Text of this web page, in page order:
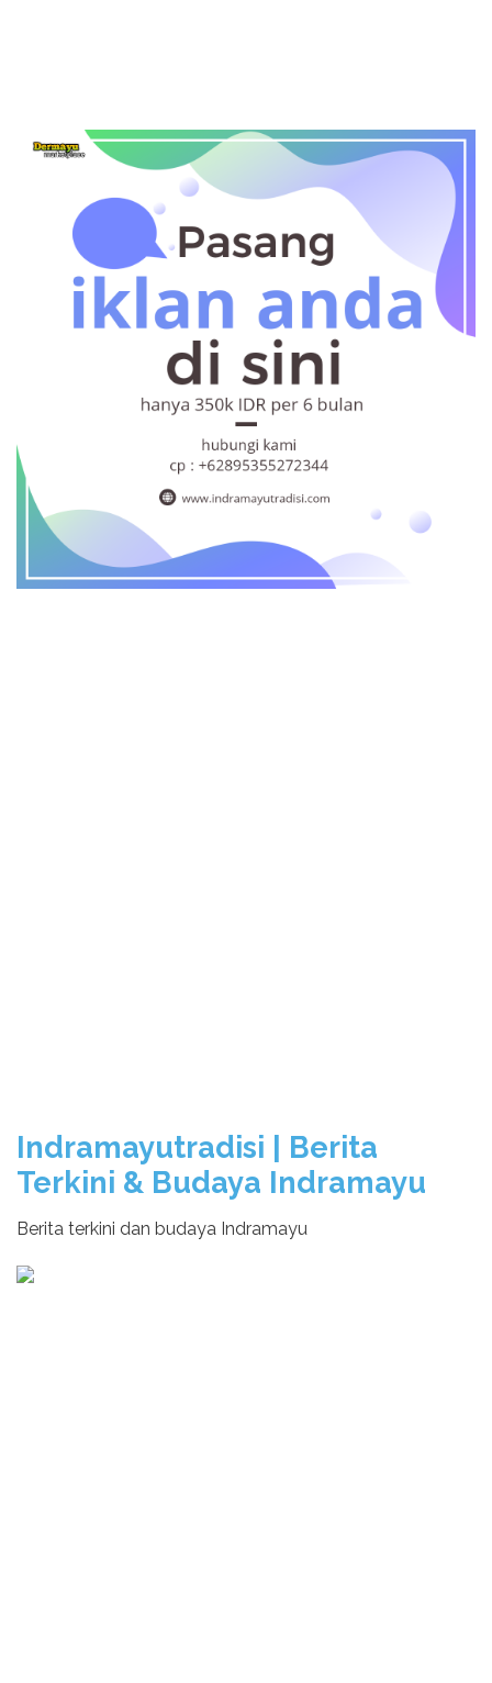
Indramayutradisi | Berita
Terkini & Budaya Indramayu
Berita terkini dan budaya Indramayu